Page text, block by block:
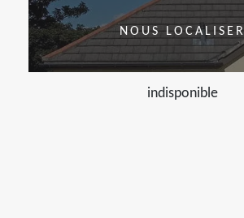
NOUS LOCALISER
indisponible